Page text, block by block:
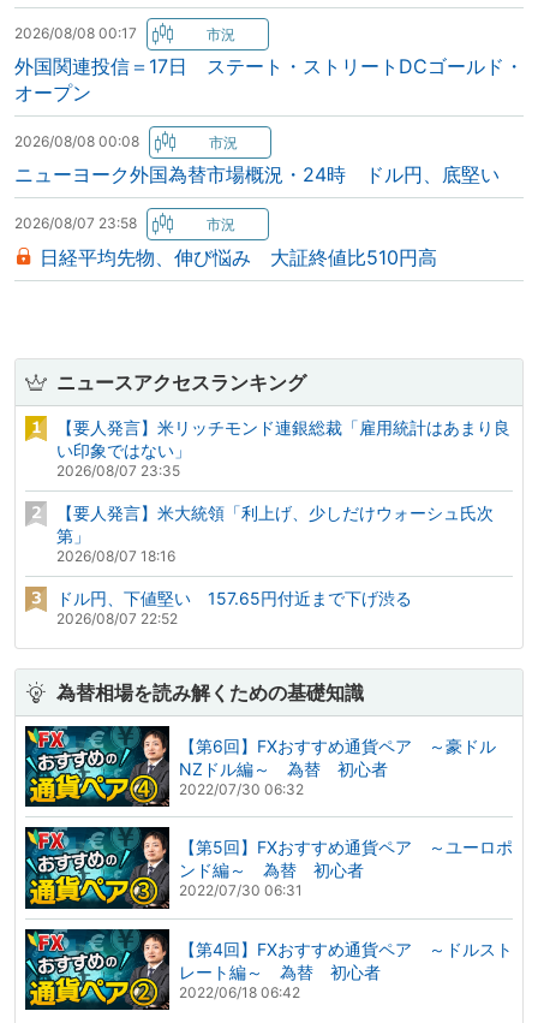
2026/08/08 00:17
外国関連投信＝17日 ステート・ストリートDCゴールド・
オープン
2026/08/08 00:08
ニューヨーク外国為替市場概況・24時 ドル円、底堅い
2026/08/07 23:58
日経平均先物、伸び悩み 大証終値比510円高
ニュースアクセスランキング
【要人発言】米リッチモンド連銀総裁「雇用統計はあまり良
い印象ではない」
2026/08/07 23:35
【要人発言】米大統領「利上げ、少しだけウォーシュ氏次
第」
2026/08/07 18:16
ドル円、下値堅い 157.65円付近まで下げ渋る
2026/08/07 22:52
為替相場を読み解くための基礎知識
【第6回】FXおすすめ通貨ペア ～豪ドル
NZドル編～ 為替 初心者
2022/07/30 06:32
【第5回】FXおすすめ通貨ペア ～ユーロポ
ンド編～ 為替 初心者
2022/07/30 06:31
【第4回】FXおすすめ通貨ペア ～ドルスト
レート編～ 為替 初心者
2022/06/18 06:42